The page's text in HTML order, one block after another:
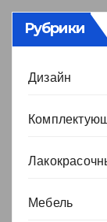
Рубрики
Дизайн
Мебель